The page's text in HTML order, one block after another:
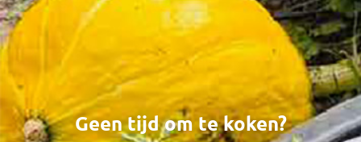
Geen tijd om te koken?